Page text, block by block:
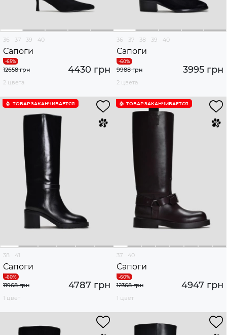
36 37 39 40
Сапоги
4430 грн
12658 грн
2 цвета
36 37 38 39 40
Сапоги
3995 грн
9988 грн
2 цвета
ТОВАР ЗАКАНЧИВАЕТСЯ
38 41
Сапоги
4787 грн
11968 грн
1 цвет
ТОВАР ЗАКАНЧИВАЕТСЯ
37 40
Сапоги
4947 грн
12368 грн
1 цвет